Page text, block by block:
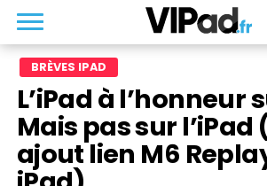
BRÈVES IPAD
L’iPad à l’honneur
Mais pas sur l’iPad
ajout lien M6